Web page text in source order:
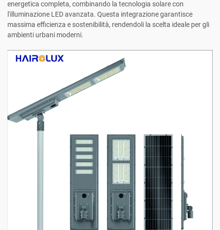
energetica completa, combinando la tecnologia solare con
l'illuminazione LED avanzata. Questa integrazione garantisce
massima efficienza e sostenibilità, rendendoli la scelta ideale per gli
ambienti urbani moderni.